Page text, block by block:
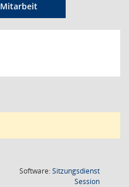
Mitarbeit
Software:Sitzungsdienst
Session(Wird in